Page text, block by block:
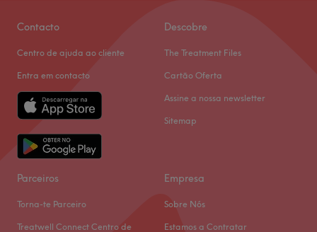
Contacto
Centro de ajuda ao cliente
Entra em contacto
Descobre
The Treatment Files
Cartão Oferta
Assine a nossa newsletter
Sitemap
Parceiros
Torna-te Parceiro
Treatwell Connect Centro de
Empresa
Sobre Nós
Estamos a Contratar